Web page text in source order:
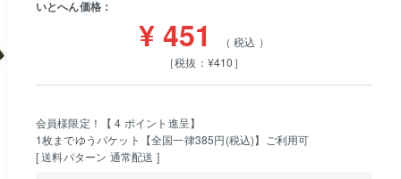
いとへん価格：
¥ 451
税込
［税抜：¥410］
会員様限定！【 4 ポイント進呈】
1枚までゆうパケット【全国一律385円(税込)】ご利用可
送料パターン 通常配送